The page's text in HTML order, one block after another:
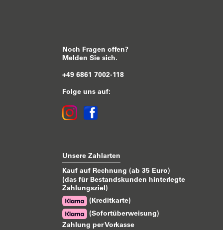
Noch Fragen offen?
Melden Sie sich.
+49 6861 7002-118
Folge uns auf:
Unsere Zahlarten
Kauf auf Rechnung (ab 35 Euro)
(das für Bestandskunden hinterlegte
Zahlungsziel)
(Kreditkarte)
(Sofortüberweisung)
Zahlung per Vorkasse